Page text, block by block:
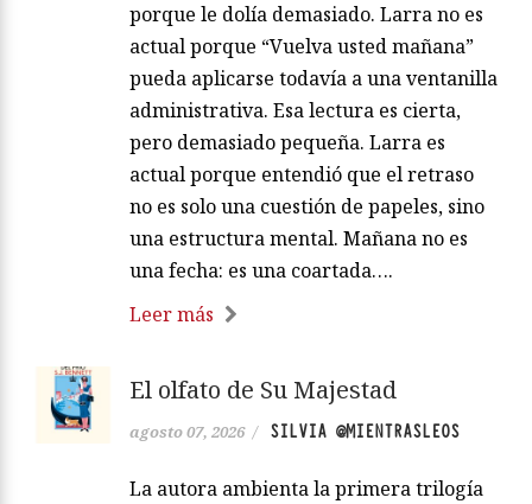
porque le dolía demasiado. Larra no es
actual porque “Vuelva usted mañana”
pueda aplicarse todavía a una ventanilla
administrativa. Esa lectura es cierta,
pero demasiado pequeña. Larra es
actual porque entendió que el retraso
no es solo una cuestión de papeles, sino
una estructura mental. Mañana no es
una fecha: es una coartada….
Leer más
El olfato de Su Majestad
agosto 07, 2026 / SILVIA @MIENTRASLEOS
La autora ambienta la primera trilogía